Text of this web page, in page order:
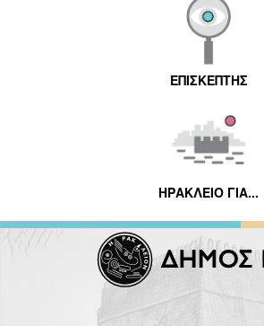
ΕΠΙΣΚΕΠΤΗΣ
ΗΡΑΚΛΕΙΟ ΓΙΑ...